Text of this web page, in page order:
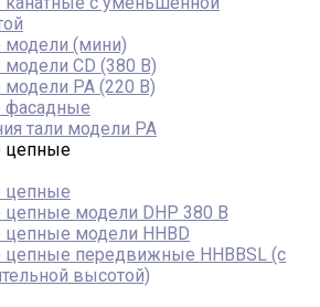
модели (мини)
модели CD (380 В)
модели РА (220 В)
фасадные
тали модели РА
цепные
цепные
цепные модели DHP 380 В
цепные модели HHBD
цепные передвижные HHBBSL (с
высотой)